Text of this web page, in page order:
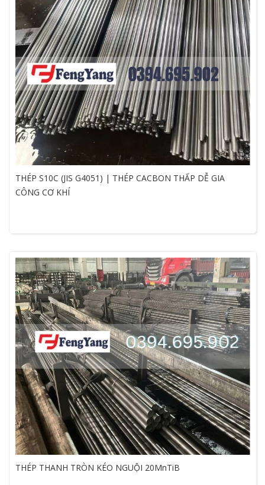
THÉP S10C (JIS G4051) | THÉP CACBON THẤP DỄ GIA
CÔNG CƠ KHÍ
THÉP THANH TRÒN KÉO NGUỘI 20MnTiB